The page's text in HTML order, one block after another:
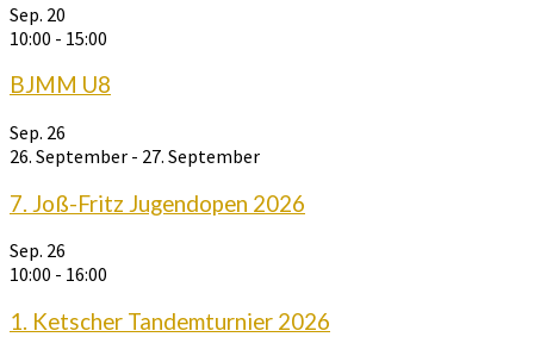
Sep. 20
10:00 - 15:00
BJMM U8
Sep. 26
26. September - 27. September
7. Joß-Fritz Jugendopen 2026
Sep. 26
10:00 - 16:00
1. Ketscher Tandemturnier 2026